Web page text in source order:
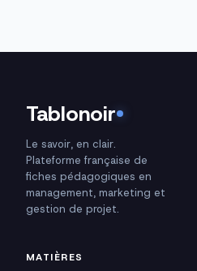
Tablonoir
Le savoir, en clair.
Plateforme française de
fiches pédagogiques en
management, marketing et
gestion de projet.
MATIÈRES